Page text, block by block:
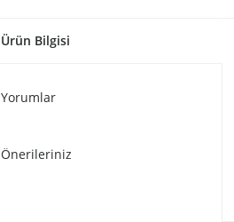
Ürün Bilgisi
Yorumlar
Önerileriniz